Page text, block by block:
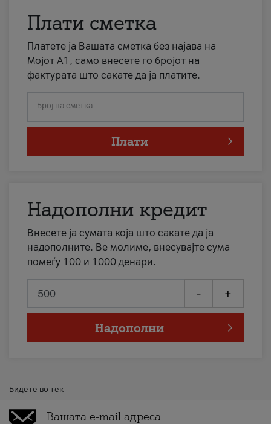
Плати сметка
Платете ја Вашата сметка без најава на
Мојот А1, само внесете го бројот на
фактурата што сакате да ја платите.
Број на сметка
Плати
Надополни кредит
Внесете ја сумата која што сакате да ја
надополните. Ве молиме, внесувајте сума
помеѓу 100 и 1000 денари.
- +
Надополни
Бидете во тек